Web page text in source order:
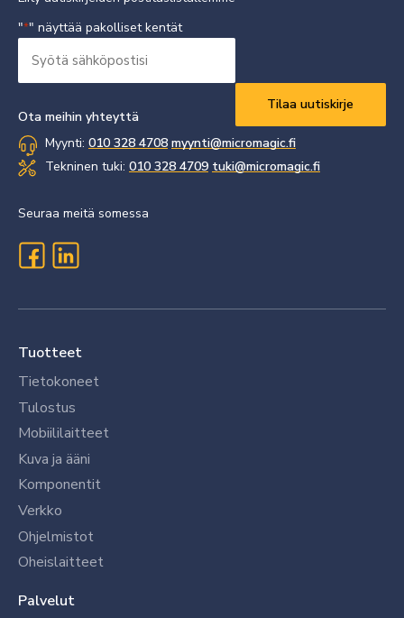
"*" näyttää pakolliset kentät
sähköpostisi
Ota meihin yhteyttä
Myynti: 010 328 4708 myynti@micromagic.fi
Tekninen tuki: 010 328 4709 tuki@micromagic.fi
Seuraa meitä somessa
Tuotteet
Tietokoneet
Tulostus
Mobiililaitteet
Kuva ja ääni
Komponentit
Verkko
Ohjelmistot
Oheislaitteet
Palvelut